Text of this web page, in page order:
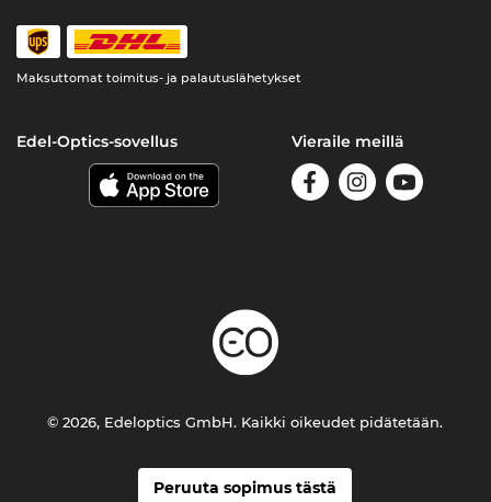
Maksuttomat toimitus- ja palautuslähetykset
Edel-Optics-sovellus Vieraile meillä
Peruuta sopimus tästä
© 2026, Edeloptics GmbH. Kaikki oikeudet pidätetään.